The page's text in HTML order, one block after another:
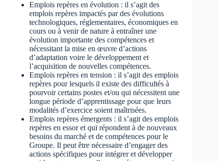
Emplois repères en évolution : il s’agit des
emplois repères impactés par des évolutions
technologiques, réglementaires, économiques en
cours ou à venir de nature à entraîner une
évolution importante des compétences et
nécessitant la mise en œuvre d’actions
d’adaptation voire le développement et
l’acquisition de nouvelles compétences.
Emplois repères en tension : il s’agit des emplois
repères pour lesquels il existe des difficultés à
pourvoir certains postes et/ou qui nécessitent une
longue période d’apprentissage pour que leurs
modalités d’exercice soient maîtrisées.
Emplois repères émergents : il s’agit des emplois
repères en essor et qui répondent à de nouveaux
besoins du marché et de compétences pour le
Groupe. Il peut être nécessaire d’engager des
actions spécifiques pour intégrer et développer